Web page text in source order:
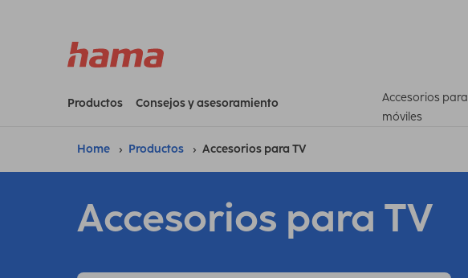
Productos Consejos y asesoramiento
Accesorios para
móviles
Home Productos Accesorios para TV
Accesorios para TV